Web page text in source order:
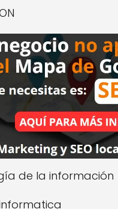
de la información